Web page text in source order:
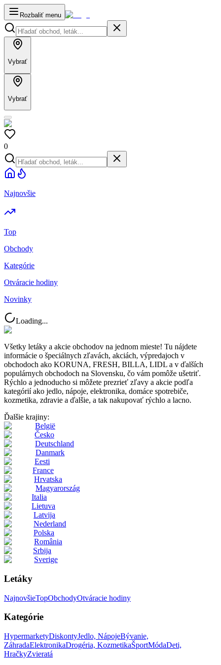
Rozbaliť menu
Vybrať
Vybrať
0
Najnovšie
Top
Obchody
Kategórie
Otváracie hodiny
Novinky
Loading...
Všetky letáky a akcie obchodov na jednom mieste! Tu nájdete
informácie o špeciálnych zľavách, akciách, výpredajoch v
obchodoch ako KORUNA, FRESH, BILLA, LIDL a v ďalších
populárnych obchodoch na Slovensku, čo vám pomôže ušetriť.
Rýchlo a jednoducho si môžete prezrieť zľavy a akcie podľa
kategórií ako jedlo, nápoje, elektronika, domáce spotrebiče,
kozmetika, zdravie a ďalšie, a tak nakupovať rýchlo a lacno.
Ďalšie krajiny:
België
Česko
Deutschland
Danmark
Eesti
France
Hrvatska
Magyarország
Italia
Lietuva
Latvija
Nederland
Polska
România
Srbija
Sverige
Letáky
NajnovšieTopObchodyOtváracie hodiny
Kategórie
HypermarketyDiskontyJedlo, NápojeBývanie,
ZáhradaElektronikaDrogéria, KozmetikaŠportMódaDeti,
HračkyZvieratá